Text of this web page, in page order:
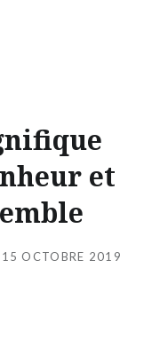
et
15 OCTOBRE 2019